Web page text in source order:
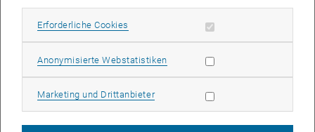
Der Kurs richtet sich an TU-/FH- Absolvent_innen,
Baumeister_innen, Tragwerksplaner_innen und andere mit dieser
Kurskosten (MwSt befreit)
Erforderliche Cookies Erforderliche Cookies zulassen
Anonymisierte WebstatistikenStatistik Cookies zulassen
Marketing und DrittanbieterMarketing Cookies zulassen